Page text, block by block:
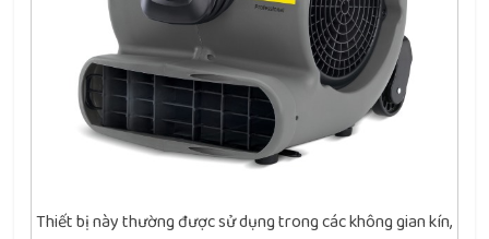
Thiết bị này thường được sử dụng trong các không gian kín,